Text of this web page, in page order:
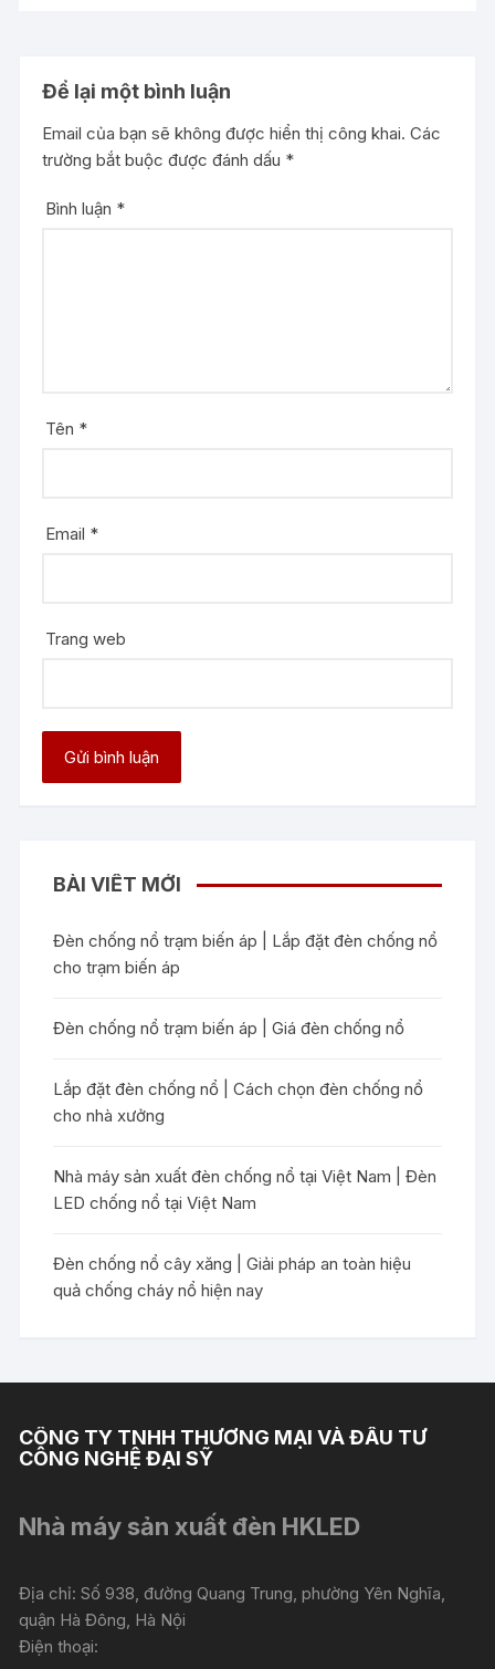
Để lại một bình luận
Email của bạn sẽ không được hiển thị công khai. Các
trường bắt buộc được đánh dấu *
Bình luận *
Tên *
Email *
Trang web
BÀI VIẾT MỚI
Đèn chống nổ trạm biến áp | Lắp đặt đèn chống nổ
cho trạm biến áp
Đèn chống nổ trạm biến áp | Giá đèn chống nổ
Lắp đặt đèn chống nổ | Cách chọn đèn chống nổ
cho nhà xưởng
Nhà máy sản xuất đèn chống nổ tại Việt Nam | Đèn
LED chống nổ tại Việt Nam
Đèn chống nổ cây xăng | Giải pháp an toàn hiệu
quả chống cháy nổ hiện nay
CÔNG TY TNHH THƯƠNG MẠI VÀ ĐẦU TƯ
CÔNG NGHỆ ĐẠI SỸ
Nhà máy sản xuất đèn HKLED
Địa chỉ: Số 938, đường Quang Trung, phường Yên Nghĩa,
quận Hà Đông, Hà Nội
Điện thoại: